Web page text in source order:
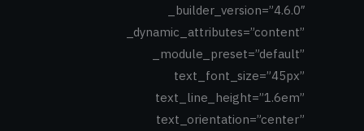
_builder_version=”4.6.0″
_dynamic_attributes=”content”
_module_preset=”default”
text_font_size=”45px”
text_line_height=”1.6em”
text_orientation=”center”